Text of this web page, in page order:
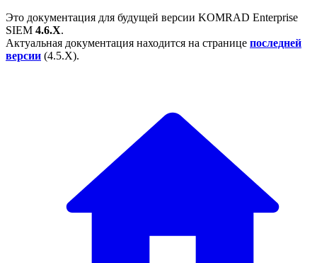
Это документация для будущей версии KOMRAD Enterprise
SIEM 4.6.X.
Актуальная документация находится на странице последней
версии (4.5.X).